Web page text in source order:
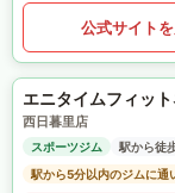
公式サイト
エニタイムフィッ
西日暮里店
スポーツジム
駅から徒
駅から5分以内のジムに通